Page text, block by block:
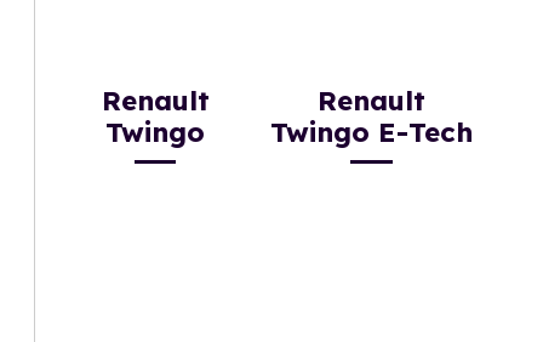
Renault
Twingo
Renault
Twingo E-Tech